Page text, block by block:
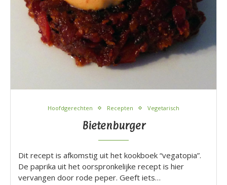
Hoofdgerechten Recepten Vegetarisch
Bietenburger
Dit recept is afkomstig uit het kookboek “vegatopia”.
De paprika uit het oorspronkelijke recept is hier
vervangen door rode peper. Geeft iets…